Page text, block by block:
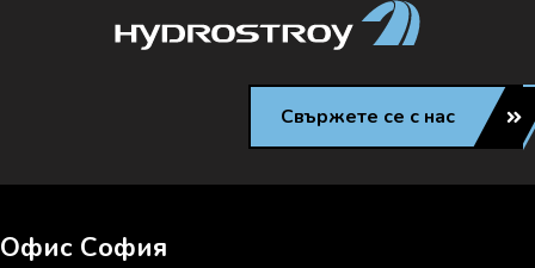
Свържете се с нас
Офис София